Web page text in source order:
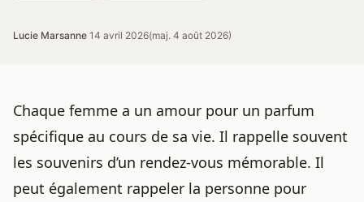
Lucie Marsanne·14 avril 2026(maj. 4 août 2026)
Chaque femme a un amour pour un parfum
spécifique au cours de sa vie. Il rappelle souvent
les souvenirs d’un rendez-vous mémorable. Il
peut également rappeler la personne pour